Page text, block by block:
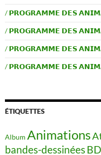
/ 𝗣𝗥𝗢𝗚𝗥𝗔𝗠𝗠𝗘 𝗗𝗘𝗦
/ 𝗣𝗥𝗢𝗚𝗥𝗔𝗠𝗠𝗘 𝗗𝗘𝗦
/ 𝗣𝗥𝗢𝗚𝗥𝗔𝗠𝗠𝗘 𝗗𝗘𝗦
/ 𝗣𝗥𝗢𝗚𝗥𝗔𝗠𝗠𝗘 𝗗𝗘𝗦
ÉTIQUETTES
Album Animations
bandes-dessinéesBD